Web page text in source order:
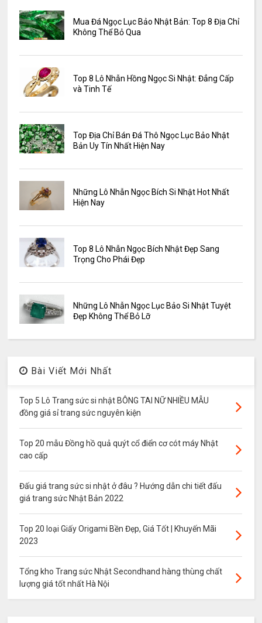
Mua Đá Ngọc Lục Bảo Nhật Bản: Top 8 Địa Chỉ
Không Thể Bỏ Qua
Top 8 Lô Nhẫn Hồng Ngọc Si Nhật: Đẳng Cấp
và Tinh Tế
Top Địa Chỉ Bán Đá Thô Ngọc Lục Bảo Nhật
Bản Uy Tín Nhất Hiện Nay
Những Lô Nhẫn Ngọc Bích Si Nhật Hot Nhất
Hiện Nay
Top 8 Lô Nhẫn Ngọc Bích Nhật Đẹp Sang
Trọng Cho Phái Đẹp
Những Lô Nhẫn Ngọc Lục Bảo Si Nhật Tuyệt
Đẹp Không Thể Bỏ Lỡ
Bài Viết Mới Nhất
Top 5 Lô Trang sức si nhật BÔNG TAI NỮ NHIỀU MẪU
đồng giá sỉ trang sức nguyên kiện
Top 20 mẫu Đồng hồ quả quýt cổ điển cơ cót máy Nhật
cao cấp
Đấu giá trang sức si nhật ở đâu ? Hướng dẫn chi tiết đấu
giá trang sức Nhật Bản 2022
Top 20 loại Giấy Origami Bền Đẹp, Giá Tốt | Khuyến Mãi
2023
Tổng kho Trang sức Nhật Secondhand hàng thùng chất
lượng giá tốt nhất Hà Nội